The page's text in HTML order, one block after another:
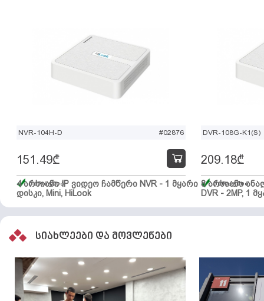
NVR-104H-D #02876
4 არხიანი IP ვიდეო ჩამწერი NVR - 1 მყარი
დისკი, Mini, HiLook
151.49₾
მარაგშია
DVR-108G-K1(S)
8 არხიანი
DVR - 2MP, 1
209.18₾
მარაგშია
სიახლეები და მოვლენები